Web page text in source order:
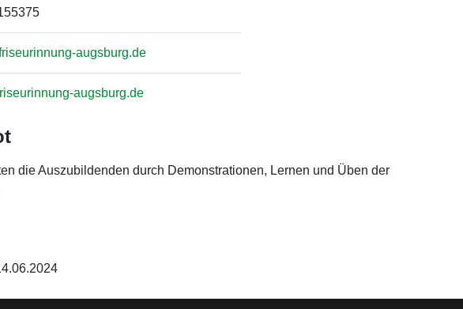
augsburg.de
augsburg.de
die Auszubildenden durch Demonstrationen, Lernen und Üben der